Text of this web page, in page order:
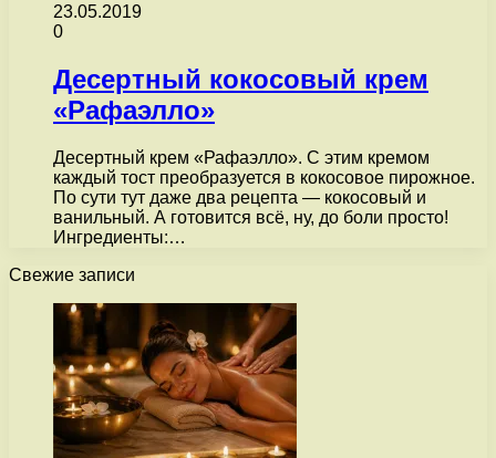
23.05.2019
0
Десертный кокосовый крем
«Рафаэлло»
Десертный крем «Рафаэлло». С этим кремом
каждый тост преобразуется в кокосовое пирожное.
По сути тут даже два рецепта — кокосовый и
ванильный. А готовится всё, ну, до боли просто!
Ингредиенты:…
Свежие записи